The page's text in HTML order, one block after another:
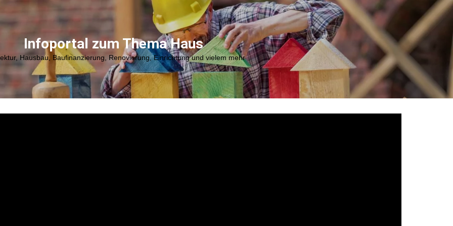
Infoportal zum Thema Haus
Hausbau, Baufinanzierung, Renovierung, Einrichtung und vielem mehr